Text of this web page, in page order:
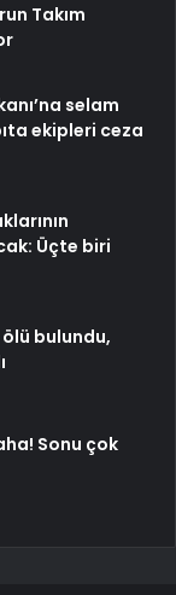
Takım
selam
ekipleri ceza
Üçte biri
ölü bulundu,
Sonu çok